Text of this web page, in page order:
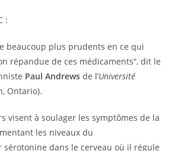
:
beaucoup plus prudents en ce qui
répandue de ces médicaments”, dit le
Paul Andrews de l’Université
Ontario).
visent à soulager les symptômes de la
les niveaux du
dans le cerveau où il régule